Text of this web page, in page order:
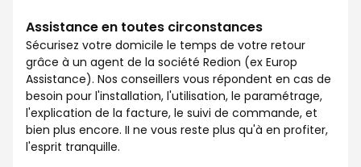
Assistance en toutes circonstances
Sécurisez votre domicile le temps de votre retour
grâce à un agent de la société Redion (ex Europ
Assistance). Nos conseillers vous répondent en cas de
besoin pour l'installation, l'utilisation, le paramétrage,
l'explication de la facture, le suivi de commande, et
bien plus encore. II ne vous reste plus qu'à en profiter,
l'esprit tranquille.